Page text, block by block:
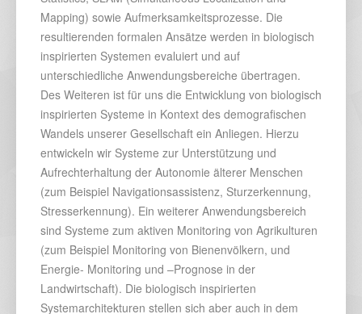
Mapping) sowie Aufmerksamkeitsprozesse. Die
resultierenden formalen Ansätze werden in biologisch
inspirierten Systemen evaluiert und auf
unterschiedliche Anwendungsbereiche übertragen.
Des Weiteren ist für uns die Entwicklung von biologisch
inspirierten Systeme in Kontext des demografischen
Wandels unserer Gesellschaft ein Anliegen. Hierzu
entwickeln wir Systeme zur Unterstützung und
Aufrechterhaltung der Autonomie älterer Menschen
(zum Beispiel Navigationsassistenz, Sturzerkennung,
Stresserkennung). Ein weiterer Anwendungsbereich
sind Systeme zum aktiven Monitoring von Agrikulturen
(zum Beispiel Monitoring von Bienenvölkern, und
Energie- Monitoring und –Prognose in der
Landwirtschaft). Die biologisch inspirierten
Systemarchitekturen stellen sich aber auch in dem